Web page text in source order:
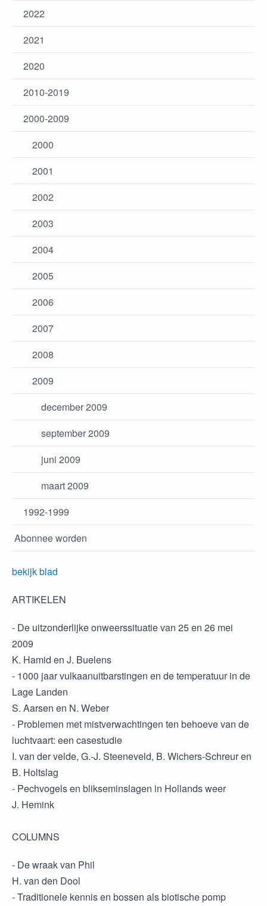
2022
2021
2020
2010-2019
2000-2009
2000
2001
2002
2003
2004
2005
2006
2007
2008
2009
december 2009
september 2009
juni 2009
maart 2009
1992-1999
Abonnee worden
bekijk blad
ARTIKELEN
- De uitzonderlijke onweerssituatie van 25 en 26 mei
2009
K. Hamid en J. Buelens
- 1000 jaar vulkaanuitbarstingen en de temperatuur in de
Lage Landen
S. Aarsen en N. Weber
- Problemen met mistverwachtingen ten behoeve van de
luchtvaart: een casestudie
I. van der velde, G.-J. Steeneveld, B. Wichers-Schreur en
B. Holtslag
- Pechvogels en blikseminslagen in Hollands weer
J. Hemink
COLUMNS
- De wraak van Phil
H. van den Dool
- Traditionele kennis en bossen als biotische pomp